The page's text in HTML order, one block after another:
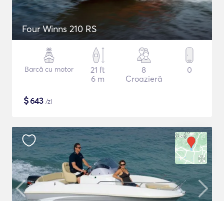
Four Winns 210 RS
Barcă cu motor
21 ft
6 m
8
Croazieră
0
$643 /zi